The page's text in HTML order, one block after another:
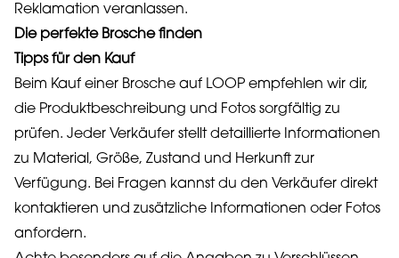
Reklamation veranlassen.
Die perfekte Brosche finden
Tipps für den Kauf
Beim Kauf einer Brosche auf LOOP empfehlen wir dir,
die Produktbeschreibung und Fotos sorgfältig zu
prüfen. Jeder Verkäufer stellt detaillierte Informationen
zu Material, Größe, Zustand und Herkunft zur
Verfügung. Bei Fragen kannst du den Verkäufer direkt
kontaktieren und zusätzliche Informationen oder Fotos
anfordern.